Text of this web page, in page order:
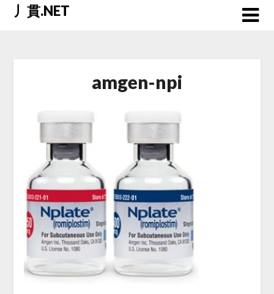
Skip丿貫.NET
amgen-npi